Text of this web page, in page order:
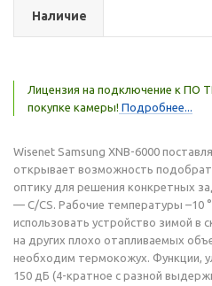
Наличие
Лицензия на подключение к ПО
покупке камеры! Подробнее...
Wisenet Samsung XNB-6000
открывает возможность
оптику для решения конкретных
— C/CS. Рабочие температуры –10
использовать устройство зимой в
на других плохо отапливаемых
необходим термокожух. Функции,
150 дБ (4-кратное с разной